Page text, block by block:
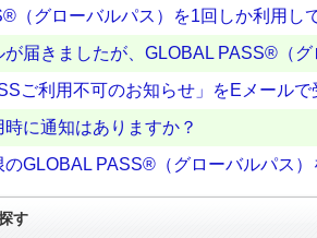
（グローバルパス）を1回しか利用
が届きましたが、GLOBAL PASS®（
ご利用不可のお知らせ」をEメール
に通知はありますか？
のGLOBAL PASS®（グローバルパス
す